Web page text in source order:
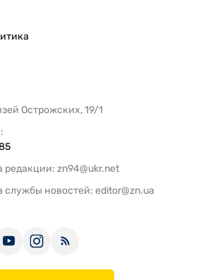
Острожских, 19/1
редакции: zn94@ukr.net
службы новостей: editor@zn.ua